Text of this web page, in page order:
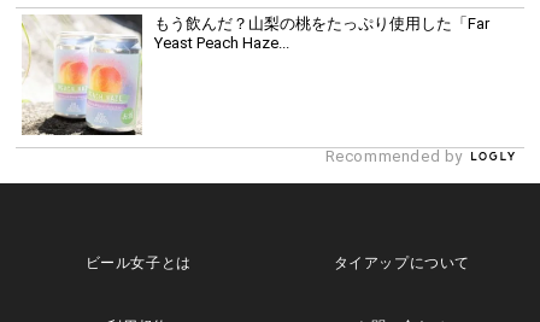
もう飲んだ？山梨の桃をたっぷり使用した「Far
Yeast Peach Haze...
Recommended by
ビール女子とは タイアップについて